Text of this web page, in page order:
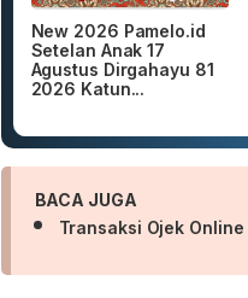
New 2026 Pamelo.id
Setelan Anak 17
Agustus Dirgahayu 81
2026 Katun...
BACA JUGA
Transaksi Ojek